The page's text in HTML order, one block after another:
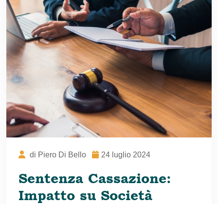
di Piero Di Bello 24 luglio 2024
Sentenza Cassazione:
Impatto su Società